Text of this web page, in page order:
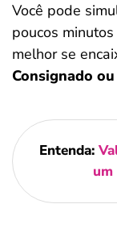
Você pode
poucos
melhor se
Consignado
Entenda: